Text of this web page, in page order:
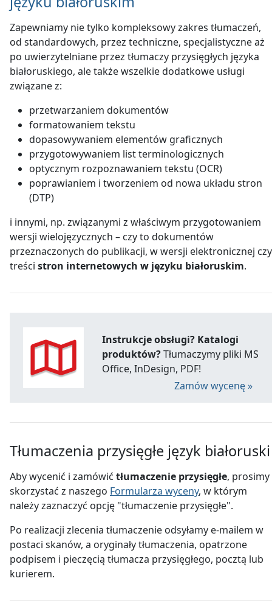
Zapewniamy nie tylko kompleksowy zakres tłumaczeń,
od standardowych, przez techniczne, specjalistyczne aż
po uwierzytelniane przez tłumaczy przysięgłych języka
białoruskiego, ale także wszelkie dodatkowe usługi
związane z:
przetwarzaniem dokumentów
formatowaniem tekstu
dopasowywaniem elementów graficznych
przygotowywaniem list terminologicznych
optycznym rozpoznawaniem tekstu (OCR)
poprawianiem i tworzeniem od nowa układu stron
(DTP)
i innymi, np. związanymi z właściwym przygotowaniem
wersji wielojęzycznych – czy to dokumentów
przeznaczonych do publikacji, w wersji elektronicznej czy
treści stron internetowych w języku białoruskim.
Instrukcje obsługi? Katalogi
produktów?Tłumaczymy pliki MS
Office, InDesign, PDF!
Zamów wycenę »
Tłumaczenia przysięgłe język białoruski
Aby wycenić i zamówić tłumaczenie przysięgłe, prosimy
skorzystać z naszego Formularza wyceny, w którym
należy zaznaczyć opcję "tłumaczenie przysięgłe".
Po realizacji zlecenia tłumaczenie odsyłamy e-mailem w
postaci skanów, a oryginały tłumaczenia, opatrzone
podpisem i pieczęcią tłumacza przysięgłego, pocztą lub
kurierem.